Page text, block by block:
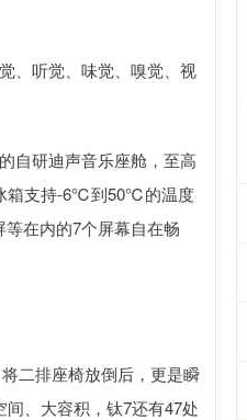
、听觉、味觉、嗅觉、视
自研迪声音乐座舱，至高
箱支持-6℃到50℃的温度
在内的7个屏幕自在畅
二排座椅放倒后，更是瞬
间、大容积，钛7还有47处